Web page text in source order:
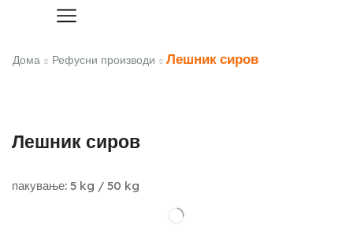
Дома Рефусни производи Лешник сиров
Лешник сиров
пакување: 5 kg / 50 kg